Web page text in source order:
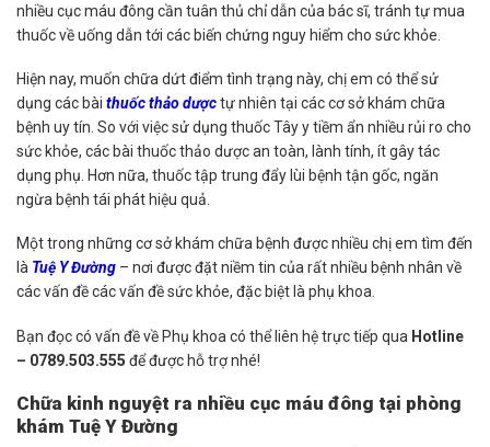
nhiều cục máu đông cần tuân thủ chỉ dẫn của bác sĩ, tránh tự mua
thuốc về uống dẫn tới các biến chứng nguy hiểm cho sức khỏe.
Hiện nay, muốn chữa dứt điểm tình trạng này, chị em có thể sử
dụng các bài thuốc thảo dượctự nhiên tại các cơ sở khám chữa
bệnh uy tín. So với việc sử dụng thuốc Tây y tiềm ẩn nhiều rủi ro cho
sức khỏe, các bài thuốc thảo dược an toàn, lành tính, ít gây tác
dụng phụ. Hơn nữa, thuốc tập trung đẩy lùi bệnh tận gốc, ngăn
ngừa bệnh tái phát hiệu quả.
Một trong những cơ sở khám chữa bệnh được nhiều chị em tìm đến
là Tuệ Y Đường – nơi được đặt niềm tin của rất nhiều bệnh nhân về
các vấn đề các vấn đề sức khỏe, đặc biệt là phụ khoa.
Bạn đọc có vấn đề về Phụ khoa có thể liên hệ trực tiếp qua Hotline
– 0789.503.555 để được hỗ trợ nhé!
Chữa kinh nguyệt ra nhiều cục máu đông tại phòng
khám Tuệ Y Đường